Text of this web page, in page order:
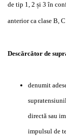
de tip 1, 2 și 3 în
anterior ca clase B,
Descărcător de
denumit
directă sau
impulsul de